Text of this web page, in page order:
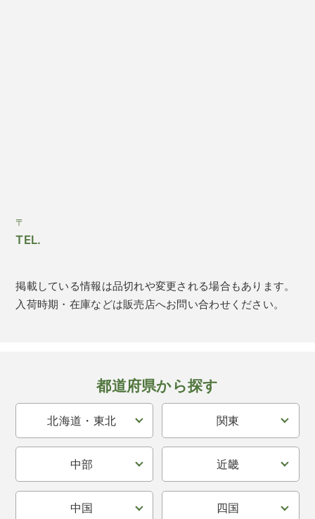
〒
TEL.
掲載している情報は品切れや変更される場合もあります。
入荷時期・在庫などは販売店へお問い合わせください。
都道府県から探す
北海道・東北 関東
中部 近畿
中国 四国